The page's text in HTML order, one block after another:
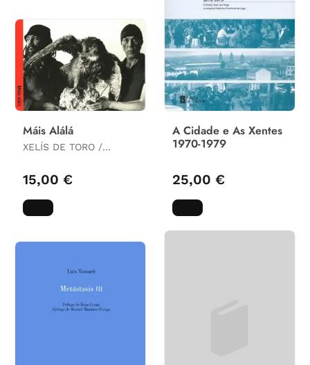
Máis Alálá
XELÍS DE TORO /
15,00 €
A Cidade e As Xentes
1970-1979
25,00 €